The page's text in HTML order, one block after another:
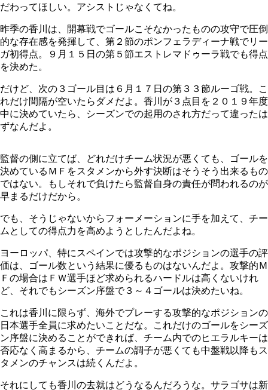
だわってほしい。アシストじゃなくてね。
昨季の香川は、開幕戦でゴールこそなかったものの攻守で圧倒
的な存在感を発揮して、第２節のポンフェラディーナ戦でリー
ガ初得点。９月１５日の第５節エストレマドゥーラ戦でも得点
を決めた。
だけど、次の３ゴール目は６月１７日の第３３節ルーゴ戦。こ
れだけ間隔が空いたらダメだよ。香川が３点目を２０１９年度
中に決めていたら、シーズンでの起用のされ方だって違ったは
ずなんだよ。
監督の側に立てば、どれだけチーム状況が悪くても、ゴールを
決めているＭＦをスタメンから外す決断はそうそう出来るもの
ではない。もしそれで負けたら監督自身の責任が問われるのが
早まるだけだから。
でも、そうじゃないからフォーメーションに手を加えて、チー
ムとしての得点力を高めようとしたんだよね。
ヨーロッパ、特にスペインでは攻撃的なポジションの選手の評
価は、ゴール数という結果に優るものはないんだよ。攻撃的Ｍ
Ｆの場合はＦＷ選手ほど求められるハードルは高くないけれ
ど、それでもシーズン序盤で３～４ゴールは決めたいね。
これは香川に限らず、海外でプレーする攻撃的なポジションの
日本選手全員に求めたいことだな。これだけのゴールをシーズ
ン序盤に決めることができれば、チーム内でのヒエラルキーは
否応なく高まるから、チームの調子が悪くても中盤戦以降もス
タメンのチャンスは続くんだよ。
それにしても香川の去就はどうなるんだろうな。サラゴサは新